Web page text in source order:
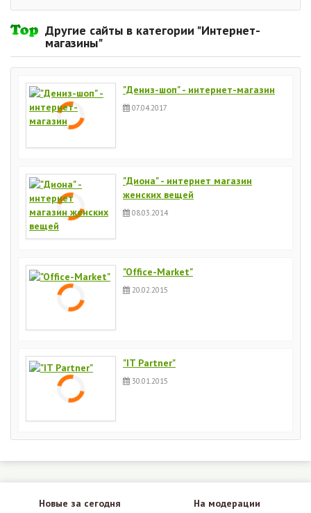
Другие сайты в категории "Интернет-
магазины"
"Дениз-шоп" - интернет-магазин
07.04.2017
"Диона" - интернет магазин
женских вещей
08.03.2014
"Office-Market"
20.02.2015
"IT Partner"
30.01.2015
Новые за сегодня На модерации